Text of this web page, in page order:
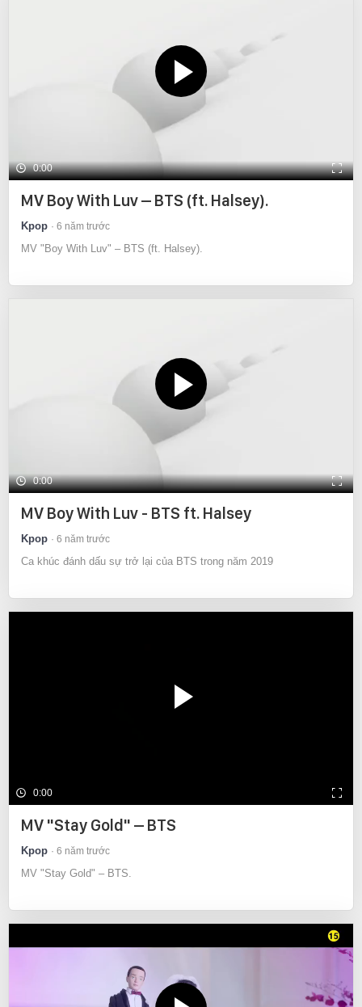
0:00
MV Boy With Luv – BTS (ft. Halsey).
Kpop 6 năm trước
MV "Boy With Luv" – BTS (ft. Halsey).
0:00
MV Boy With Luv - BTS ft. Halsey
Kpop 6 năm trước
Ca khúc đánh dấu sự trở lại của BTS trong năm 2019
0:00
MV "Stay Gold" – BTS
Kpop 6 năm trước
MV "Stay Gold" – BTS.